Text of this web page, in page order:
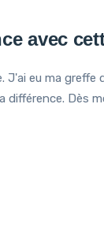
avec
J'ai eu ma
Dès